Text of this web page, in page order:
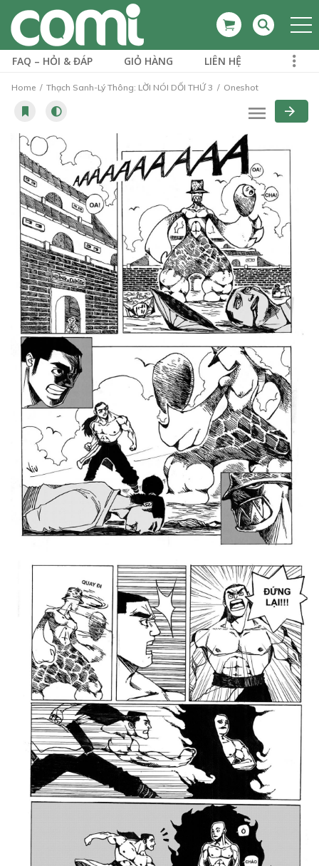
FAQ – HỎI & ĐÁP GIỎ HÀNG LIÊN HỆ
Home Thạch Sanh-Lý Thông: LỜI NÓI DỐI THỨ 3 Oneshot